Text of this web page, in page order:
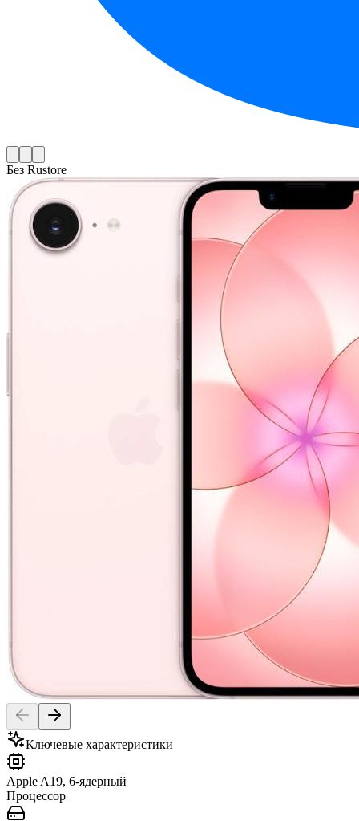
Без Rustore
Ключевые характеристики
Apple A19, 6-ядерный
Процессор